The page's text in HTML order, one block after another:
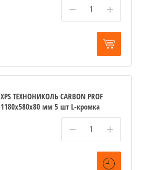
− +
XPS ТЕХНОНИКОЛЬ CARBON PROF
1180х580х80 мм 5 шт L-кромка
− +